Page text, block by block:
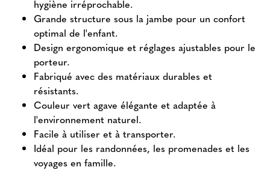
hygiène irréprochable.
Grande structure sous la jambe pour un confort
optimal de l'enfant.
Design ergonomique et réglages ajustables pour le
porteur.
Fabriqué avec des matériaux durables et
résistants.
Couleur vert agave élégante et adaptée à
l'environnement naturel.
Facile à utiliser et à transporter.
Idéal pour les randonnées, les promenades et les
voyages en famille.